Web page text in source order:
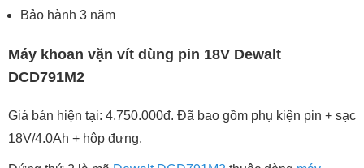
Bảo hành 3 năm
Máy khoan vặn vít dùng pin 18V Dewalt
DCD791M2
Giá bán hiện tại: 4.750.000đ. Đã bao gồm phụ kiện pin + sạc
18V/4.0Ah + hộp đựng.